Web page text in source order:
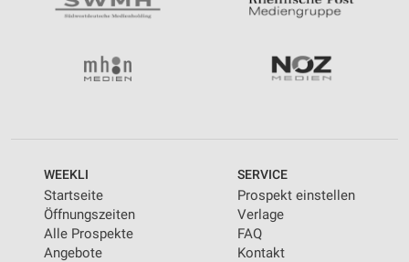
WEEKLI
Startseite
Öffnungszeiten
Alle Prospekte
Angebote
SERVICE
Prospekt einstellen
Verlage
FAQ
Kontakt